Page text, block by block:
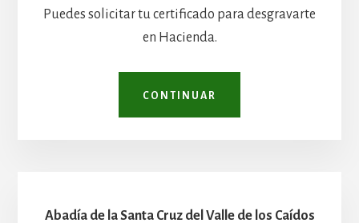
Puedes solicitar tu certificado para desgravarte
en Hacienda.
CONTINUAR
Abadía de la Santa Cruz del Valle de los Caídos